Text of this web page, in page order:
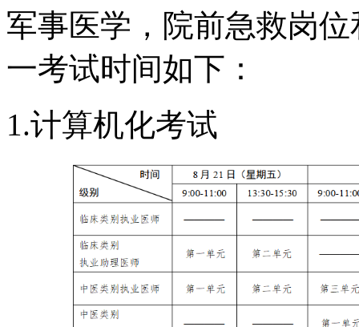
军事医学，院前急救岗
一考试时间如下：
1.计算机化考试